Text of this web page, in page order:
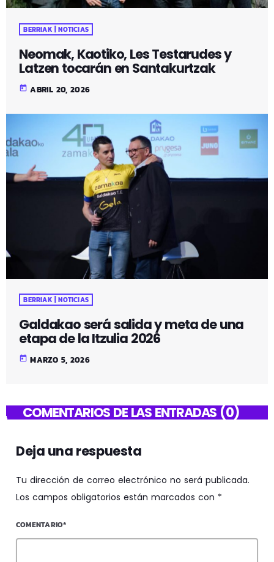
BERRIAK | NOTICIAS
Neomak, Kaotiko, Les Testarudes y
Latzen tocarán en Santakurtzak
today ABRIL 20, 2026
BERRIAK | NOTICIAS
Galdakao será salida y meta de una
etapa de la Itzulia 2026
today MARZO 5, 2026
COMENTARIOS DE LAS ENTRADAS (0)
Deja una respuesta
Tu dirección de correo electrónico no será publicada.
Los campos obligatorios están marcados con *
COMENTARIO*